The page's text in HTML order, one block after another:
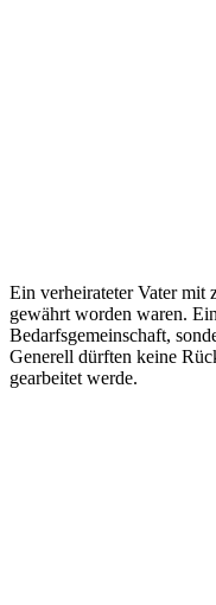
Ein verheirateter Vater mit
gewährt worden waren.
Bedarfsgemeinschaft,
Generell dürften keine
gearbeitet werde.